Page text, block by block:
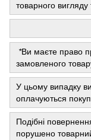
товарного вигляду
*Ви маєте право
замовленого
У цьому випадку
оплачуються
Подібні
порушено